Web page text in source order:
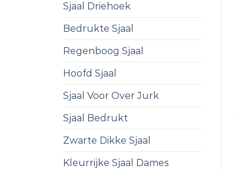
Sjaal Driehoek
Bedrukte Sjaal
Regenboog Sjaal
Hoofd Sjaal
Sjaal Voor Over Jurk
Sjaal Bedrukt
Zwarte Dikke Sjaal
Kleurrijke Sjaal Dames